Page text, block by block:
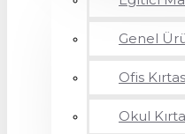
Genel
Ofis
Okul